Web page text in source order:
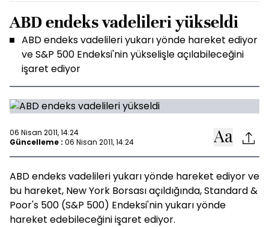
ABD endeks vadelileri yükseldi
ABD endeks vadelileri yukarı yönde hareket ediyor
ve S&P 500 Endeksi'nin yükselişle açılabileceğini
işaret ediyor
06 Nisan 2011, 14:24
Güncelleme : 06 Nisan 2011, 14:24
ABD endeks vadelileri yukarı yönde hareket ediyor ve
bu hareket, New York Borsası açıldığında, Standard &
Poor's 500 (S&P 500) Endeksi'nin yukarı yönde
hareket edebileceğini işaret ediyor.